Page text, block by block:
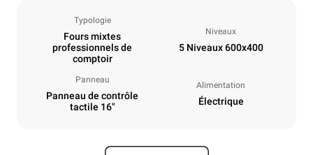
Typologie
Fours mixtes
professionnels de
comptoir
Niveaux
5 Niveaux 600x400
Panneau
Panneau de contrôle
tactile 16"
Alimentation
Électrique